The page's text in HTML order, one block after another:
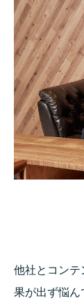
他社とコンテ
果が出ず悩ん